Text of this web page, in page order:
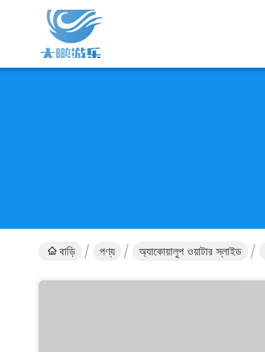
বাড়ি পণ্য অ্যাকোয়ালুপ ওয়াটার স্লাইড